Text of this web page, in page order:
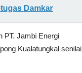
Damkar
PT. Jambi Energi
Kualatungkal senilai